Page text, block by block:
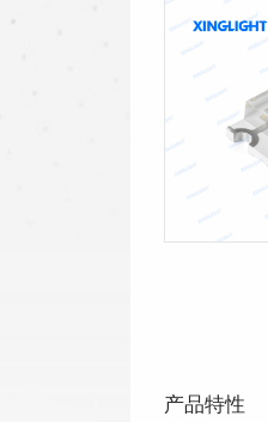
产品特性